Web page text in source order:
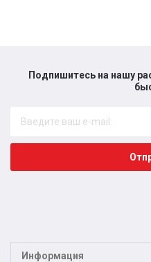
Подпишитесь на нашу
Информация